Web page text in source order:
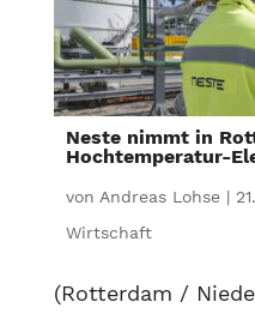
Neste nimmt in
Hochtemperatur-
von Andreas Lohse|
Wirtschaft
(Rotterdam /